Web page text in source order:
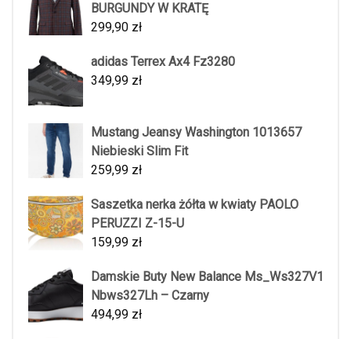
BURGUNDY W KRATĘ
299,90 zł
adidas Terrex Ax4 Fz3280
349,99 zł
Mustang Jeansy Washington 1013657
Niebieski Slim Fit
259,99 zł
Saszetka nerka żółta w kwiaty PAOLO
PERUZZI Z-15-U
159,99 zł
Damskie Buty New Balance Ms_Ws327V1
Nbws327Lh – Czarny
494,99 zł